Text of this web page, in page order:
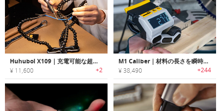
Huhubol X109｜充電可能な超軽量ワイヤレスはんだごて
¥ 11,600 +2
M1 Caliber｜材料の長さを瞬時に測れるDIYメジャー「M1キャリバー」
¥ 38,490 +244